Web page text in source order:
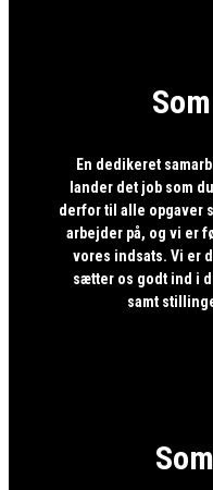
En dedikeret
lander det job som
derfor til alle opgaver
arbejder på, og vi er
vores indsats. Vi er
sætter os godt ind i
samt